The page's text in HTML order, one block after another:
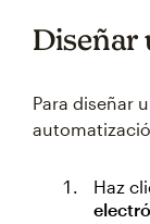
Diseñar
Para diseñar
Haz